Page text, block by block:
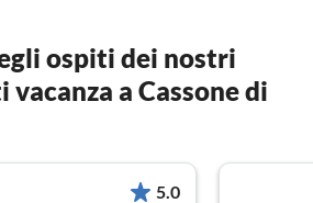
ospiti dei nostri
a Cassone di
5.0